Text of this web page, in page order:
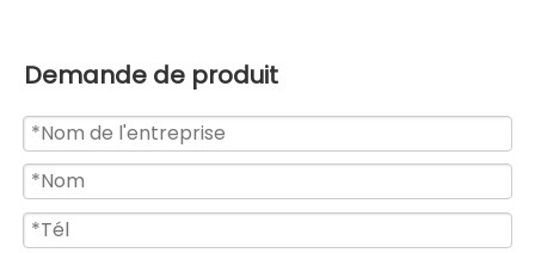
Demande de produit